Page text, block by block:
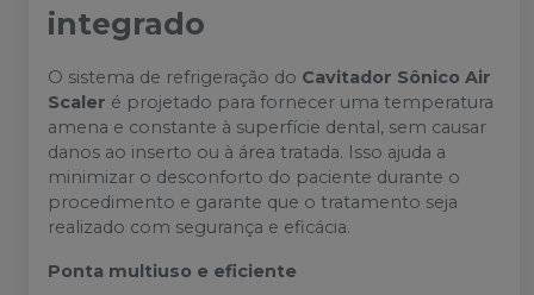
integrado
O sistema de refrigeração do Cavitador Sônico Air
Scaler é projetado para fornecer uma temperatura
amena e constante à superfície dental, sem causar
danos ao inserto ou à área tratada. Isso ajuda a
minimizar o desconforto do paciente durante o
procedimento e garante que o tratamento seja
realizado com segurança e eficácia.
Ponta multiuso e eficiente